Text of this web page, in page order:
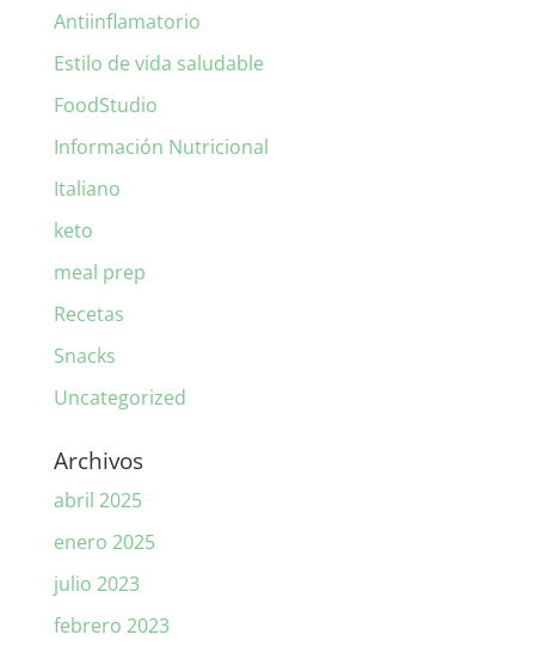
Antiinflamatorio
Estilo de vida saludable
FoodStudio
Información Nutricional
Italiano
keto
meal prep
Recetas
Snacks
Uncategorized
Archivos
abril 2025
enero 2025
julio 2023
febrero 2023